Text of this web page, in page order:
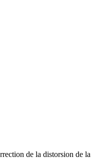
de la distorsion de la